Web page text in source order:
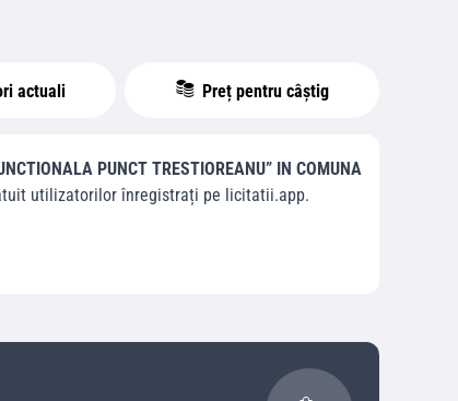
actuali Preț pentru câștig
PUNCT TRESTIOREANU” IN COMUNA
utilizatorilor înregistrați pe licitatii.app.